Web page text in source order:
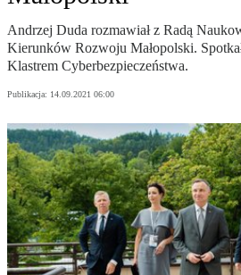
Andrzej Duda rozmawiał z Radą
Kierunków Rozwoju Małopolski.
Klastrem Cyberbezpieczeństwa.
Publikacja: 14.09.2021 06:00